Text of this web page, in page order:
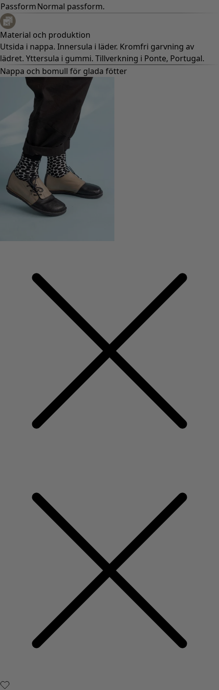
PassformNormal passform.
Material och produktion
Utsida i nappa. Innersula i läder. Kromfri garvning av
lädret. Yttersula i gummi. Tillverkning i Ponte, Portugal.
Nappa och bomull för glada fötter